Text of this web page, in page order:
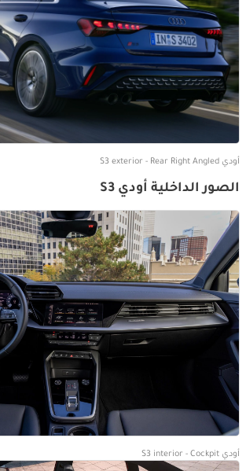
أودي S3 exterior - Rear Right Angled
الصور الداخلية أودي S3
أودي S3 interior - Cockpit